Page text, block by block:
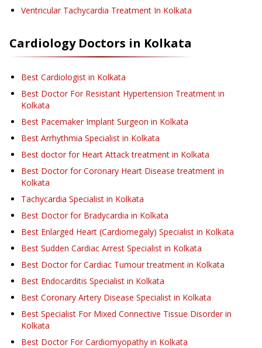
Ventricular Tachycardia Treatment In Kolkata
CardiologyDoctors in Kolkata
Best Cardiologist in Kolkata
Best Doctor For Resistant Hypertension Treatment in
Kolkata
Best Pacemaker Implant Surgeon in Kolkata
Best Arrhythmia Specialist in Kolkata
Best doctor for Heart Attack treatment in Kolkata
Best Doctor for Coronary Heart Disease treatment in
Kolkata
Tachycardia Specialist in Kolkata
Best Doctor for Bradycardia in Kolkata
Best Enlarged Heart (Cardiomegaly) Specialist in Kolkata
Best Sudden Cardiac Arrest Specialist in Kolkata
Best Doctor for Cardiac Tumour treatment in Kolkata
Best Endocarditis Specialist in Kolkata
Best Coronary Artery Disease Specialist in Kolkata
Best Specialist For Mixed Connective Tissue Disorder in
Kolkata
Best Doctor For Cardiomyopathy in Kolkata